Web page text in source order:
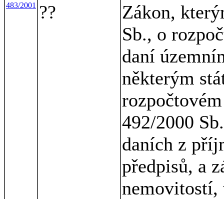
483/2001 ??
Zákon,
Sb., o
daní
některým
492/2000
daních z
předpisů, a
nemovitostí,